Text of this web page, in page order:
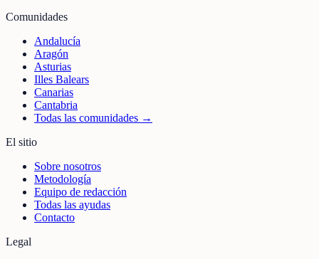
Comunidades
Andalucía
Aragón
Asturias
Illes Balears
Canarias
Cantabria
Todas las comunidades →
El sitio
Sobre nosotros
Metodología
Equipo de redacción
Todas las ayudas
Contacto
Legal